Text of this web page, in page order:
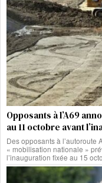
Opposants à l’A69
au 11 octobre avant
Des opposants à l’autoroute
« mobilisation nationale »
l’inauguration fixée au 15